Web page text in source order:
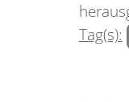
Tag(s):